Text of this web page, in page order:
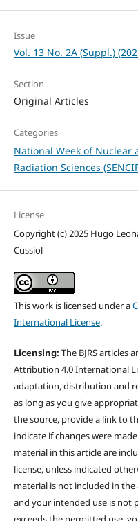
Issue
Vol. 13 No. 2A (Suppl.)
Section
Original Articles
Categories
National Week of Nuclear
Radiation Sciences
License
Copyright (c) 2025 Hugo
Cussiol
This work is licensed under a
International License.
Licensing: The BJRS articles
Attribution 4.0 International
adaptation, distribution and
as long as you give
the source, provide a link to
indicate if changes were
material in this article are
license, unless indicated
material is not included in the
and your intended use is